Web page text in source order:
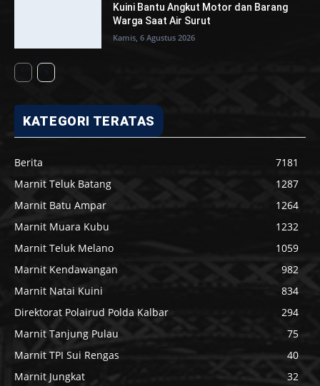
Kuini Bantu Angkut Motor dan Barang
Warga Saat Air Surut
Kamis, 6 Agustus 2026
KATEGORI TERATAS
Berita
7181
Marnit Teluk Batang
1287
Marnit Batu Ampar
1264
Marnit Muara Kubu
1232
Marnit Teluk Melano
1059
Marnit Kendawangan
982
Marnit Natai Kuini
834
Direktorat Polairud Polda Kalbar
294
Marnit Tanjung Pulau
75
Marnit TPI Sui Rengas
40
Marnit Jungkat
32